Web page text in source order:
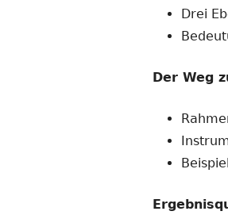
Drei
Der Weg